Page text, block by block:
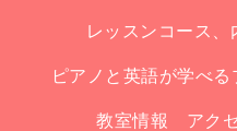
レッスンコース、
ピアノと英語が学べる
教室情報 アク